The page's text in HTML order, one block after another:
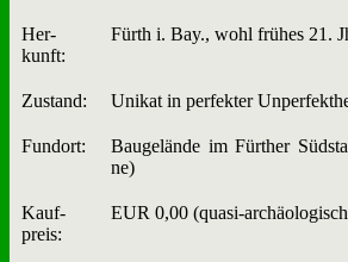
Her­
kunft:
Fürth i. Bay., wohl frü­hes 21.
Zu­stand: Uni­kat in per­fek­ter
Fund­ort:
Bau­ge­län­de im Für­ther
ne)
Kauf­
preis:
EUR 0,00 (qua­si-